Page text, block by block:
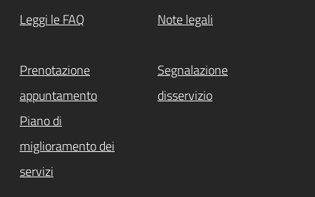
Leggi le FAQ Note legali
Prenotazione
appuntamento
Segnalazione
disservizio
Piano di
miglioramento dei
servizi